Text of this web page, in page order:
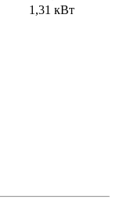
1,31 кВт